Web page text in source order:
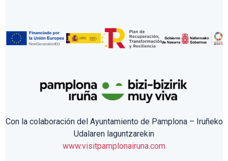
Con la colaboración del Ayuntamiento de Pamplona – Iruñeko
Udalaren laguntzarekin
www.visitpamplonairuna.com